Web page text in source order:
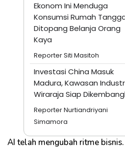
Ekonom Ini Menduga
Konsumsi Rumah
Ditopang Belanja Orang
Kaya
Reporter Siti Masitoh
Investasi China Masuk
Madura, Kawasan
Wiraraja Siap
Reporter Nurtiandriyani
Simamora
AI telah mengubah ritme